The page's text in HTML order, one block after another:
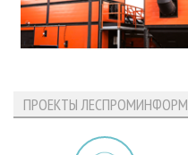
ПРОЕКТЫ ЛЕСПРОМИНФОРМ